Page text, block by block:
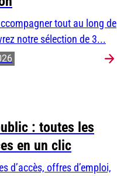
tout au long de
notre sélection de 3...
: toutes les
en un clic
d’accès, offres d’emploi,